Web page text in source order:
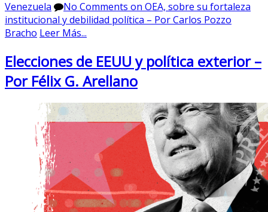
Venezuela
No Comments on OEA, sobre su fortaleza
institucional y debilidad política – Por Carlos Pozzo
Bracho Leer Más...
Elecciones de EEUU y política exterior –
Por Félix G. Arellano